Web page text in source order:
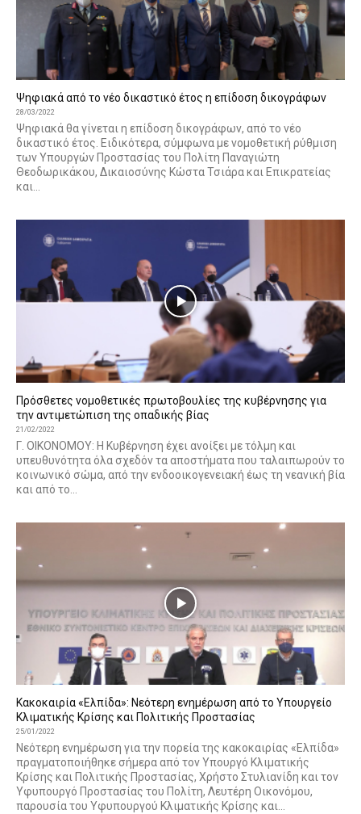
Ψηφιακά από το νέο δικαστικό έτος η επίδοση δικογράφων
28/03/2022
Ψηφιακά θα γίνεται η επίδοση δικογράφων, από το νέο
δικαστικό έτος. Ειδικότερα, σύμφωνα με νομοθετική ρύθμιση
των Υπουργών Προστασίας του Πολίτη Παναγιώτη
Θεοδωρικάκου, Δικαιοσύνης Κώστα Τσιάρα και Επικρατείας
και...
Πρόσθετες νομοθετικές πρωτοβουλίες της κυβέρνησης για
την αντιμετώπιση της οπαδικής βίας
21/02/2022
Γ. ΟΙΚΟΝΟΜΟΥ: Η Κυβέρνηση έχει ανοίξει με τόλμη και
υπευθυνότητα όλα σχεδόν τα αποστήματα που ταλαιπωρούν το
κοινωνικό σώμα, από την ενδοοικογενειακή έως τη νεανική βία
και από το...
Κακοκαιρία «Ελπίδα»: Νεότερη ενημέρωση από το Υπουργείο
Κλιματικής Κρίσης και Πολιτικής Προστασίας
25/01/2022
Νεότερη ενημέρωση για την πορεία της κακοκαιρίας «Ελπίδα»
πραγματοποιήθηκε σήμερα από τον Υπουργό Κλιματικής
Κρίσης και Πολιτικής Προστασίας, Χρήστο Στυλιανίδη και τον
Υφυπουργό Προστασίας του Πολίτη, Λευτέρη Οικονόμου,
παρουσία του Υφυπουργού Κλιματικής Κρίσης και...